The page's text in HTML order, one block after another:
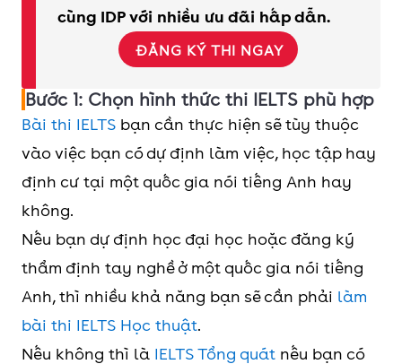
cùng IDP với nhiều ưu đãi hấp dẫn.
ĐĂNG KÝ THI NGAY
Bước 1: Chọn hình thức thi IELTS phù hợp
Bài thi IELTS bạn cần thực hiện sẽ tùy thuộc
vào việc bạn có dự định làm việc, học tập hay
định cư tại một quốc gia nói tiếng Anh hay
không.
Nếu bạn dự định học đại học hoặc đăng ký
thẩm định tay nghề ở một quốc gia nói tiếng
Anh, thì nhiều khả năng bạn sẽ cần phải làm
bài thi IELTS Học thuật.
Nếu không thì là IELTS Tổng quát nếu bạn có